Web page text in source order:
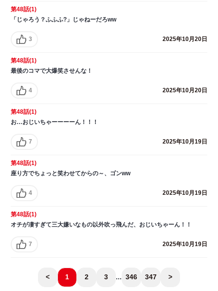
第48話(1)
「じゃろう？ふふふ?」じゃねーだろww
3 2025年10月20日
第48話(1)
最後のコマで大爆笑させんな！
4 2025年10月20日
第48話(1)
お…おじいちゃーーーーん！！！
7 2025年10月19日
第48話(1)
座り方でちょっと笑わせてからの～、ゴンww
4 2025年10月19日
第48話(1)
オチが凄すぎて三大嫌いなもの以外吹っ飛んだ、おじいちゃーん！！
7 2025年10月19日
< 1 2 3 ... 346 347 >